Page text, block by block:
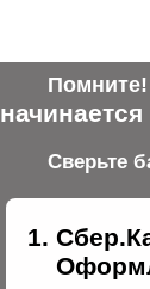
Помните!
Сверьте